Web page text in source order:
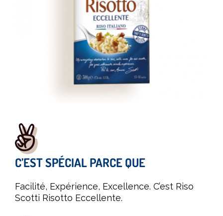
C’EST SPÉCIAL PARCE QUE
Facilité, Expérience, Excellence. C’est Riso
Scotti Risotto Eccellente.